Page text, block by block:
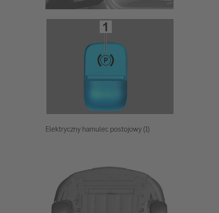
Elektryczny hamulec postojowy (1)